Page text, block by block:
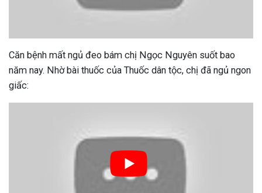
Căn bệnh mất ngủ đeo bám chị Ngọc Nguyên suốt bao
năm nay. Nhờ bài thuốc của Thuốc dân tộc, chị đã ngủ ngon
giấc: